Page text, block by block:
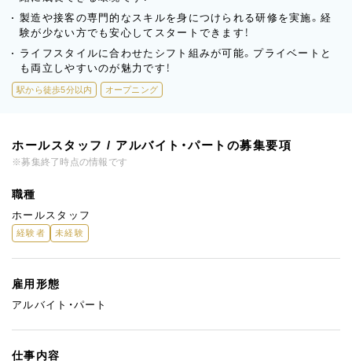
製造や接客の専門的なスキルを身につけられる研修を実施。経
験が少ない方でも安心してスタートできます！
ライフスタイルに合わせたシフト組みが可能。プライベートと
も両立しやすいのが魅力です！
駅から徒歩5分以内 オープニング
ホールスタッフ / アルバイト・パートの募集要項
※募集終了時点の情報です
職種
ホールスタッフ
経験者 未経験
雇用形態
アルバイト・パート
仕事内容